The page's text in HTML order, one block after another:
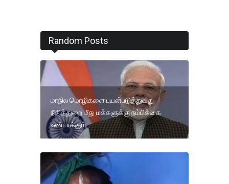
Random Posts
மாநில மொழிகளை பயன்படுத்துவது
நீதித்துறை மீது மக்களுக்கு நம்பிக்கை
உண்டாக்கும்